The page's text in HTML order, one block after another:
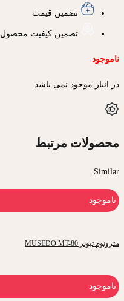
تضمین قیمت
تضمین کیفیت محصول
ناموجود
در انبار موجود نمی باشد
محصولات مرتبط
Similar
ناموجود
مترونوم تیونر MUSEDO MT-80
ناموجود